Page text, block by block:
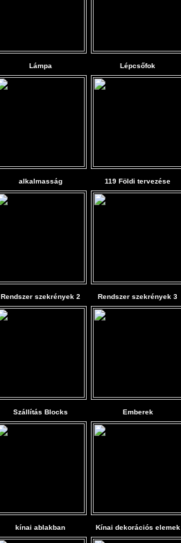
Lámpa Lépcsőfok
alkalmasság 119 Földi tervezése
Rendszer szekrények 2 Rendszer szekrények 3
Szállítás Blocks Emberek
kínai ablakban Kínai dekorációs elemek